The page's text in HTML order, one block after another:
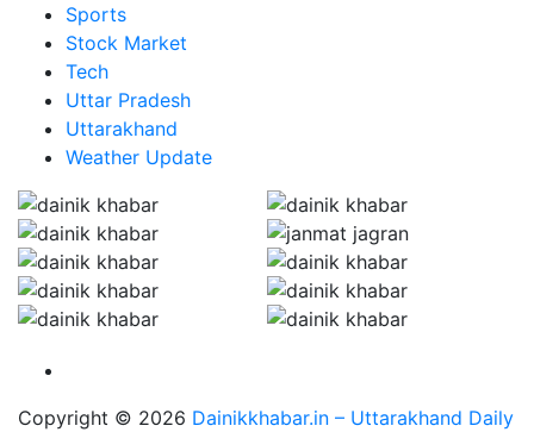
Sports
Stock Market
Tech
Uttar Pradesh
Uttarakhand
Weather Update
Copyright © 2026 Dainikkhabar.in – Uttarakhand Daily